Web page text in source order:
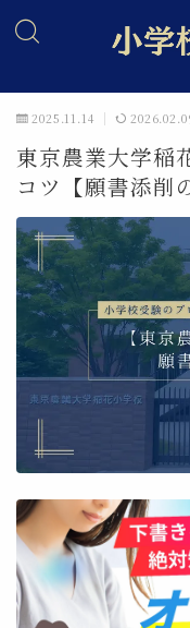
願書作成・添削講座
模擬面接・面接特
小学校受験オンラ
家庭教師・個別指導
お受験個別相談
受験ノウハウ
願書作成
面接対策
2025.11.14
東京農業大学稲
コツ【願書添削